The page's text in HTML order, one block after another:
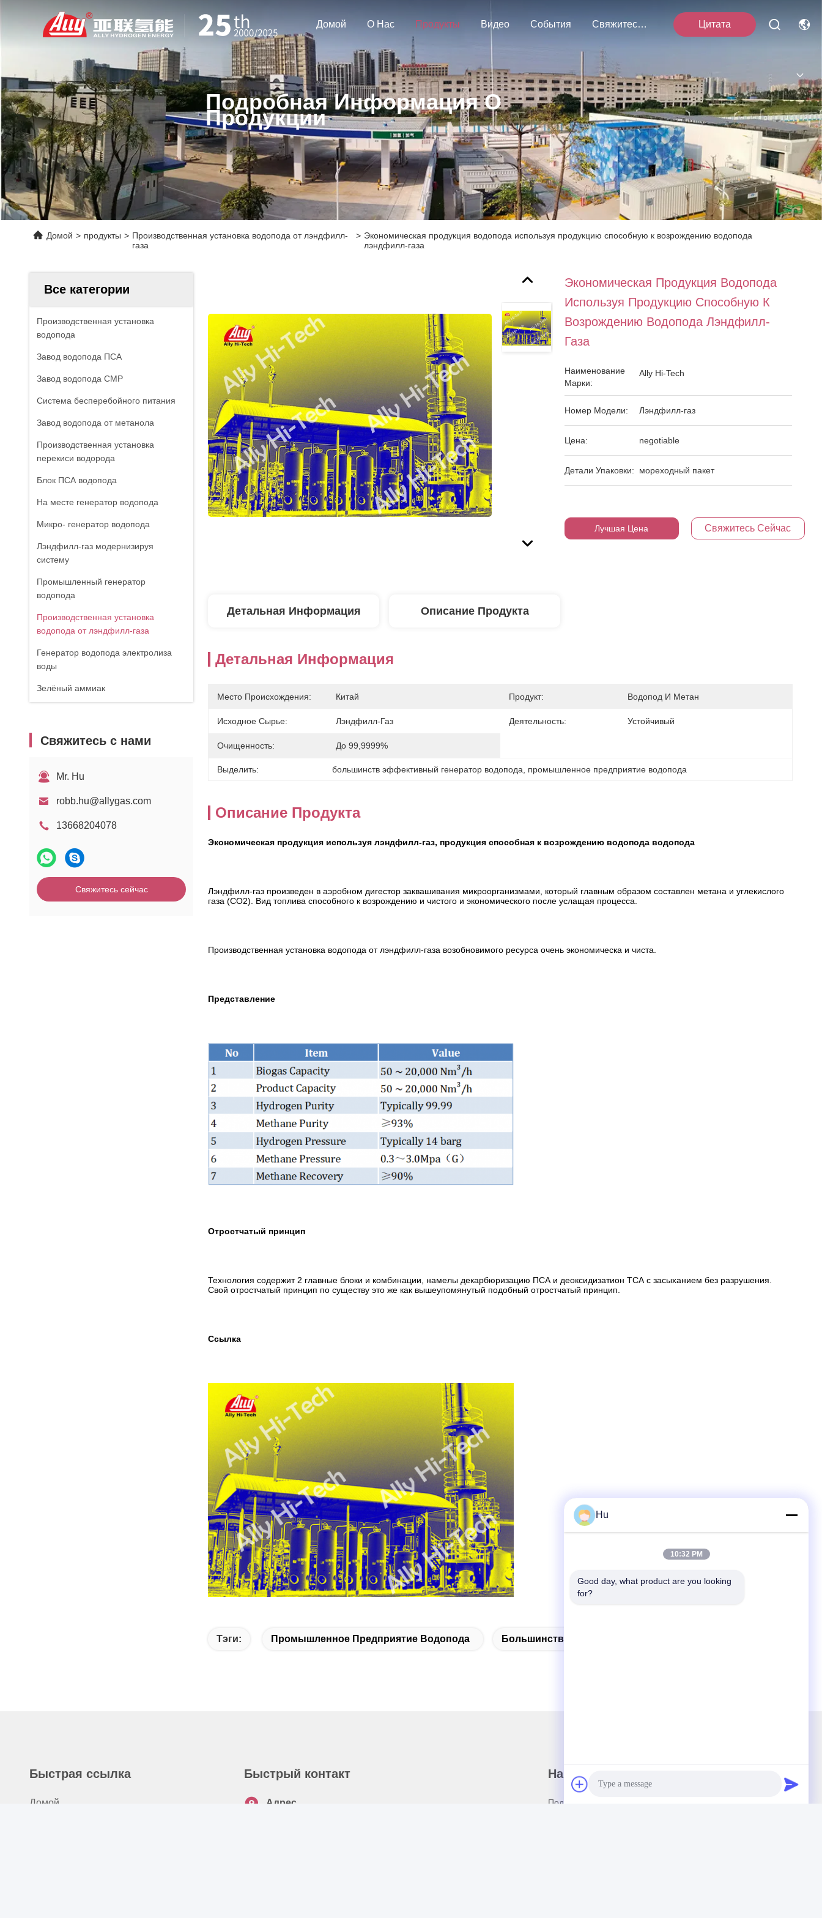
Домой О Нас Продукты Видео События Свяжитесь С Нами Цитата
Подробная Информация О
Продукции
Домой > продукты > Производственная установка водопода от лэндфилл-
газа
> Экономическая продукция водопода используя продукцию способную к возрождению водопода
лэндфилл-газа
Все категории
Производственная установка
водопода
Завод водопода ПСА
Завод водопода СМР
Система бесперебойного питания
Завод водопода от метанола
Производственная установка
перекиси водорода
Блок ПСА водопода
На месте генератор водопода
Микро- генератор водопода
Лэндфилл-газ модернизируя
систему
Промышленный генератор
водопода
Производственная установка
водопода от лэндфилл-газа
Генератор водопода электролиза
воды
Зелёный аммиак
Свяжитесь с нами
Mr. Hu
robb.hu@allygas.com
13668204078
Свяжитесь сейчас
Экономическая Продукция Водопода
Используя Продукцию Способную К
Возрождению Водопода Лэндфилл-
Газа
Наименование
Марки:
Ally Hi-Tech
Номер Модели: Лэндфилл-газ
Цена: negotiable
Детали Упаковки: мореходный пакет
Лучшая Цена Свяжитесь Сейчас
Детальная Информация Описание Продукта
Детальная Информация
Место Происхождения: Китай Продукт: Водопод И Метан
Исходное Сырье: Лэндфилл-Газ Деятельность: Устойчивый
Очищенность: До 99,9999%
Выделить: большинств эффективный генератор водопода промышленное предприятие водопода
Описание Продукта
Экономическая продукция используя лэндфилл-газ, продукция способная к возрождению водопода водопода
Лэндфилл-газ произведен в аэробном дигестор заквашивания микроорганизмами, который главным образом составлен метана и углекислого
газа (СО2). Вид топлива способного к возрождению и чистого и экономического после услащая процесса.
Производственная установка водопода от лэндфилл-газа возобновимого ресурса очень экономическа и чиста.
Представление
Отростчатый принцип
Технология содержит 2 главные блоки и комбинации, намелы декарбюризацию ПСА и деоксидизатион ТСА с засыханием без разрушения.
Свой отростчатый принцип по существу это же как вышеупомянутый подобный отростчатый принцип.
Ссылка
Тэги: Промышленное Предприятие Водопода Большинств Эффективный Генератор Водопода
Быстрая ссылка
Домой
Быстрый контакт
Адрес
Наш бюллетень
Подпишитесь на нашу информационную рассылку для
Hu
10:32 PM
Good day, what product are you looking
for?